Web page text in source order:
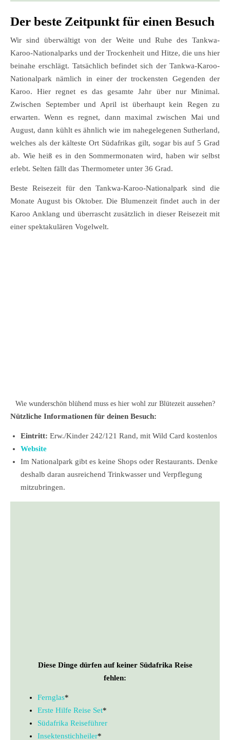
Der beste Zeitpunkt für einen Besuch
Wir sind überwältigt von der Weite und Ruhe des Tankwa-
Karoo-Nationalparks und der Trockenheit und Hitze, die uns hier
beinahe erschlägt. Tatsächlich befindet sich der Tankwa-Karoo-
Nationalpark nämlich in einer der trockensten Gegenden der
Karoo. Hier regnet es das gesamte Jahr über nur Minimal.
Zwischen September und April ist überhaupt kein Regen zu
erwarten. Wenn es regnet, dann maximal zwischen Mai und
August, dann kühlt es ähnlich wie im nahegelegenen Sutherland,
welches als der kälteste Ort Südafrikas gilt, sogar bis auf 5 Grad
ab. Wie heiß es in den Sommermonaten wird, haben wir selbst
erlebt. Selten fällt das Thermometer unter 36 Grad.
Beste Reisezeit für den Tankwa-Karoo-Nationalpark sind die
Monate August bis Oktober. Die Blumenzeit findet auch in der
Karoo Anklang und überrascht zusätzlich in dieser Reisezeit mit
einer spektakulären Vogelwelt.
Wie wunderschön blühend muss es hier wohl zur Blütezeit aussehen?
Nützliche Informationen für deinen Besuch:
Eintritt: Erw./Kinder 242/121 Rand, mit Wild Card kostenlos
Website
Im Nationalpark gibt es keine Shops oder Restaurants. Denke
deshalb daran ausreichend Trinkwasser und Verpflegung
mitzubringen.
Diese Dinge dürfen auf keiner Südafrika Reise
fehlen:
Fernglas*
Erste Hilfe Reise Set*
Südafrika Reiseführer
Insektenstichheiler*